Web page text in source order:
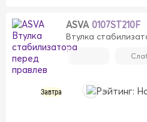
ASVA 0107ST210F
Втулка
Завтра